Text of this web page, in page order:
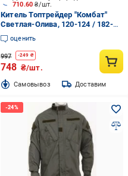
710.60₴/шт.
Китель Топтрейдер "Комбат"
Светлая-Олива, 120-124 / 182-
188cм р.XXL
оценить
997 -249 ₴
748 ₴/шт.
Cамовывоз Доставим